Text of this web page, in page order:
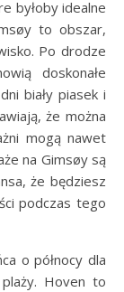
byłoby idealne
to obszar,
Po drodze
doskonałe
biały piasek i
że można
mogą nawet
na Gimsøy są
że będziesz
podczas tego
o północy dla
Hoven to